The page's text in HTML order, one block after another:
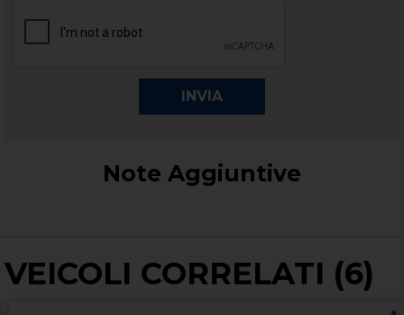
Note Aggiuntive
VEICOLI CORRELATI (6)